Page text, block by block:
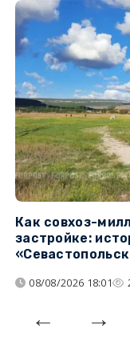
Как совхоз-
застройке:
08/08/2026 18:01